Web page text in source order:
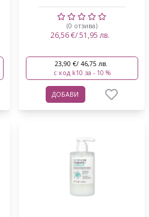
(0 отзива)
26,56 €/ 51,95 лв.
23,90 €/ 46,75 лв.
с код k10 за - 10 %
ДОБАВИ